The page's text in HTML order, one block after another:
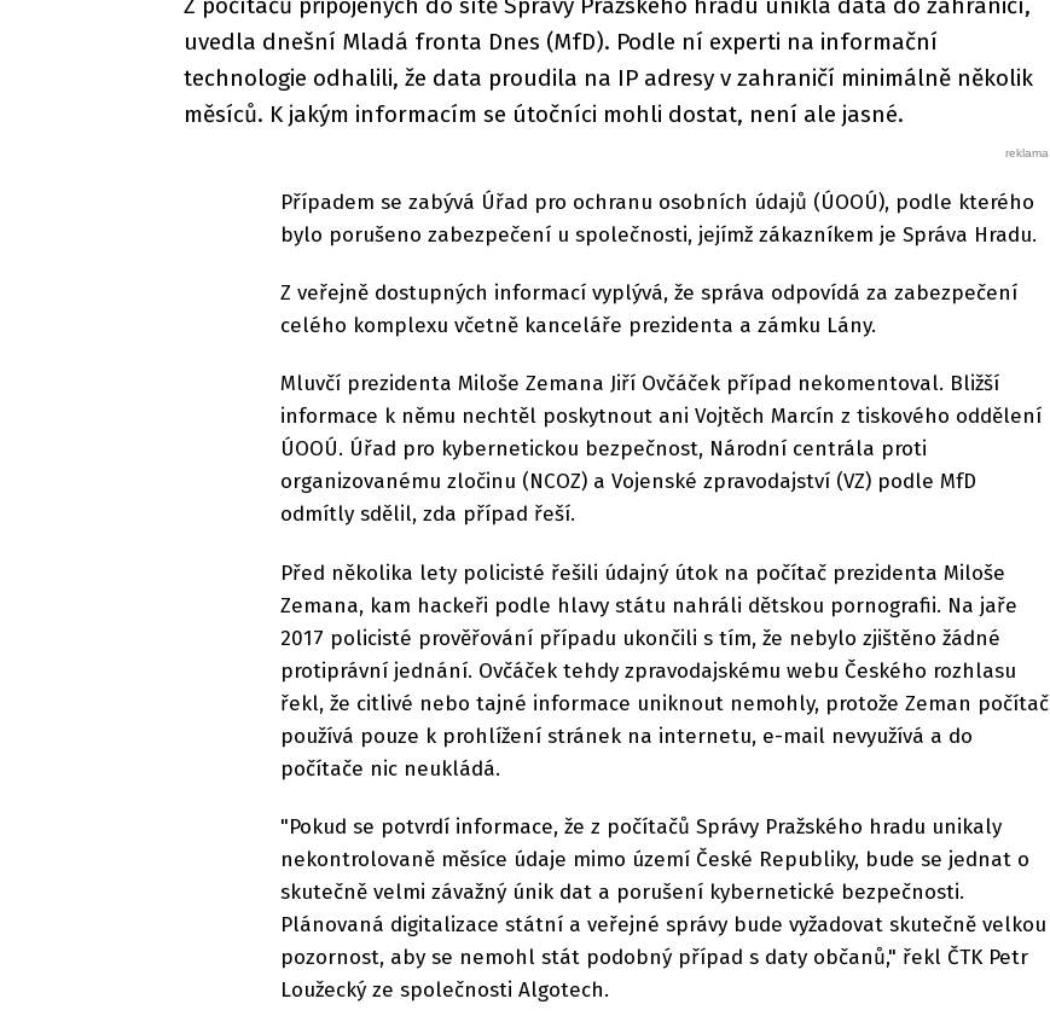
uvedla dnešní Mladá fronta Dnes (MfD). Podle ní experti na informační
technologie odhalili, že data proudila na IP adresy v zahraničí minimálně několik
měsíců. K jakým informacím se útočníci mohli dostat, není ale jasné.
Případem se zabývá Úřad pro ochranu osobních údajů (ÚOOÚ), podle kterého
bylo porušeno zabezpečení u společnosti, jejímž zákazníkem je Správa Hradu.
Z veřejně dostupných informací vyplývá, že správa odpovídá za zabezpečení
celého komplexu včetně kanceláře prezidenta a zámku Lány.
Mluvčí prezidenta Miloše Zemana Jiří Ovčáček případ nekomentoval. Bližší
informace k němu nechtěl poskytnout ani Vojtěch Marcín z tiskového oddělení
ÚOOÚ. Úřad pro kybernetickou bezpečnost, Národní centrála proti
organizovanému zločinu (NCOZ) a Vojenské zpravodajství (VZ) podle MfD
odmítly sdělil, zda případ řeší.
Před několika lety policisté řešili údajný útok na počítač prezidenta Miloše
Zemana, kam hackeři podle hlavy státu nahráli dětskou pornografii. Na jaře
2017 policisté prověřování případu ukončili s tím, že nebylo zjištěno žádné
protiprávní jednání. Ovčáček tehdy zpravodajskému webu Českého rozhlasu
řekl, že citlivé nebo tajné informace uniknout nemohly, protože Zeman počítač
používá pouze k prohlížení stránek na internetu, e-mail nevyužívá a do
počítače nic neukládá.
"Pokud se potvrdí informace, že z počítačů Správy Pražského hradu unikaly
nekontrolovaně měsíce údaje mimo území České Republiky, bude se jednat o
skutečně velmi závažný únik dat a porušení kybernetické bezpečnosti.
Plánovaná digitalizace státní a veřejné správy bude vyžadovat skutečně velkou
pozornost, aby se nemohl stát podobný případ s daty občanů," řekl ČTK Petr
Loužecký ze společnosti Algotech.